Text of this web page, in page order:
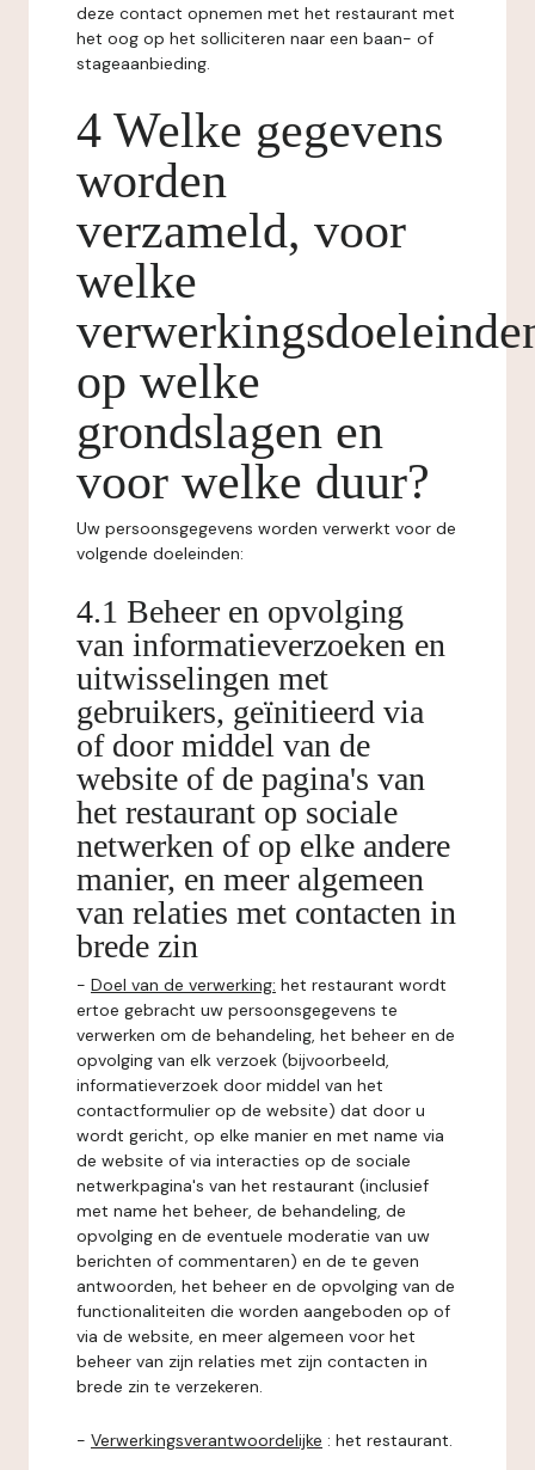
deze contact opnemen met het restaurant met
het oog op het solliciteren naar een baan- of
stageaanbieding.
4 Welke gegevens
worden
verzameld, voor
welke
op welke
grondslagen en
voor welke duur?
Uw persoonsgegevens worden verwerkt voor de
volgende doeleinden:
4.1 Beheer en opvolging
van informatieverzoeken en
uitwisselingen met
gebruikers, geïnitieerd via
of door middel van de
website of de pagina's van
het restaurant op sociale
netwerken of op elke andere
manier, en meer algemeen
van relaties met contacten in
brede zin
- Doel van de verwerking: het restaurant wordt
ertoe gebracht uw persoonsgegevens te
verwerken om de behandeling, het beheer en de
opvolging van elk verzoek (bijvoorbeeld,
informatieverzoek door middel van het
contactformulier op de website) dat door u
wordt gericht, op elke manier en met name via
de website of via interacties op de sociale
netwerkpagina's van het restaurant (inclusief
met name het beheer, de behandeling, de
opvolging en de eventuele moderatie van uw
berichten of commentaren) en de te geven
antwoorden, het beheer en de opvolging van de
functionaliteiten die worden aangeboden op of
via de website, en meer algemeen voor het
beheer van zijn relaties met zijn contacten in
brede zin te verzekeren.
- Verwerkingsverantwoordelijke : het restaurant.